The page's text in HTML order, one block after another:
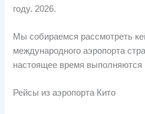
году. 2026.
Мы собираемся рассмотреть
международного аэропорта
настоящее время выполняются
Рейсы из аэропорта Кито